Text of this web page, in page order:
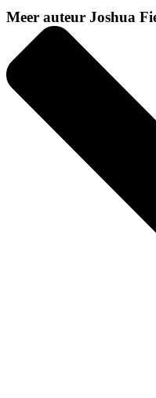
Meer auteur Joshua